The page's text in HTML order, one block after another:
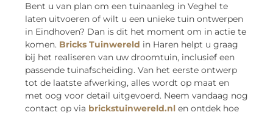
Bent u van plan om een tuinaanleg in Veghel te
laten uitvoeren of wilt u een unieke tuin ontwerpen
in Eindhoven? Dan is dit het moment om in actie te
komen. Bricks Tuinwereld in Haren helpt u graag
bij het realiseren van uw droomtuin, inclusief een
passende tuinafscheiding. Van het eerste ontwerp
tot de laatste afwerking, alles wordt op maat en
met oog voor detail uitgevoerd. Neem vandaag nog
contact op via brickstuinwereld.nl en ontdek hoe